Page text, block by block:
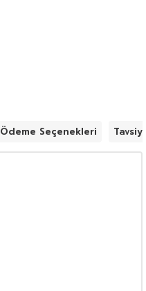
Ödeme Seçenekleri